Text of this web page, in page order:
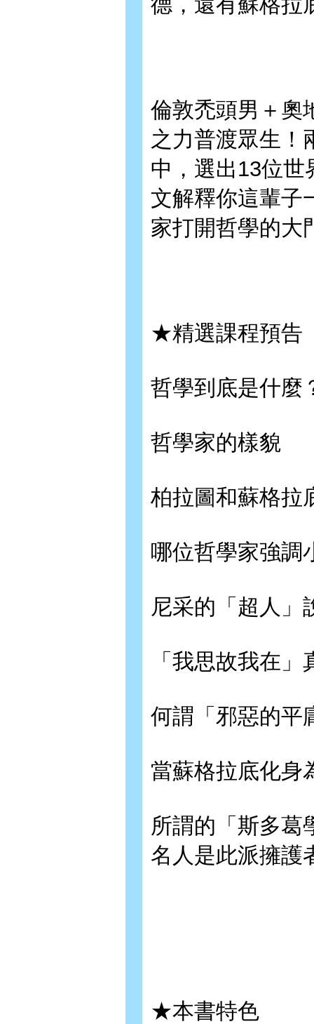
倫敦禿頭男＋奧
之力普渡眾生！
中，選出13位世
文解釋你這輩子
家打開哲學的大
★精選課程預告
哲學到底是什麼
哲學家的樣貌
柏拉圖和蘇格拉
哪位哲學家強調
尼采的「超人」
「我思故我在
何謂「邪惡的平
當蘇格拉底化
所謂的「斯多葛
名人是此派擁護
★本書特色